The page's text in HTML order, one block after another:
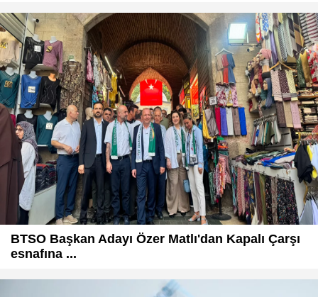
BTSO Başkan Adayı Özer Matlı'dan Kapalı Çarşı
esnafına ...